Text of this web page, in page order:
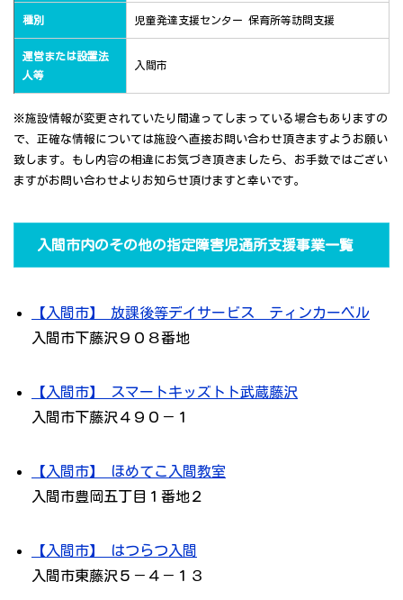
種別 児童発達支援センター 保育所等訪問支援
運営または設置法
人等
入間市
※施設情報が変更されていたり間違ってしまっている場合もありますの
で、正確な情報については施設へ直接お問い合わせ頂きますようお願い
致します。もし内容の相違にお気づき頂きましたら、お手数ではござい
ますがお問い合わせよりお知らせ頂けますと幸いです。
入間市内のその他の指定障害児通所支援事業一覧
【入間市】 放課後等デイサービス ティンカーベル
入間市下藤沢９０８番地
【入間市】 スマートキッズトト武蔵藤沢
入間市下藤沢４９０－１
【入間市】 ほめてこ入間教室
入間市豊岡五丁目１番地２
【入間市】 はつらつ入間
入間市東藤沢５－４－１３